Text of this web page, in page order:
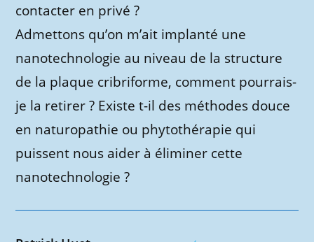
contacter en privé ?
Admettons qu’on m’ait implanté une
nanotechnologie au niveau de la structure
de la plaque cribriforme, comment pourrais-
je la retirer ? Existe t-il des méthodes douce
en naturopathie ou phytothérapie qui
puissent nous aider à éliminer cette
nanotechnologie ?